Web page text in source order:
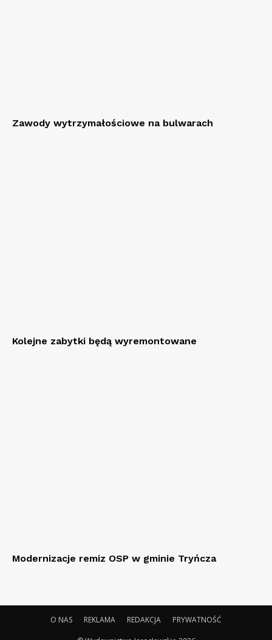
Zawody wytrzymałościowe na bulwarach
Kolejne zabytki będą wyremontowane
Modernizacje remiz OSP w gminie Tryńcza
O NAS REKLAMA REDAKCJA PRYWATNOŚĆ